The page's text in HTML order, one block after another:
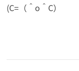
(C=（＾o＾C）